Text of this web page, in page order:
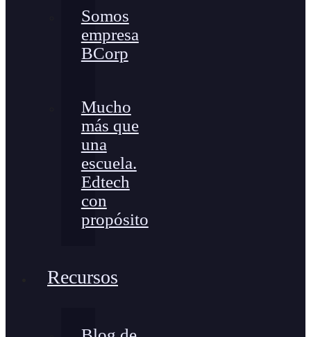
Somos
empresa
BCorp
Mucho
más que
una
escuela.
Edtech
con
propósito
Recursos